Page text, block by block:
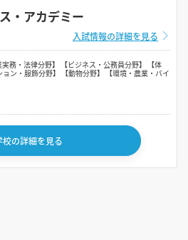
・アカデミー
入試情報の詳細を見る
実務・法律分野】 【ビジネス・公務員分野】 【体
ン・服飾分野】 【動物分野】 【環境・農業・バイ
校の詳細を見る